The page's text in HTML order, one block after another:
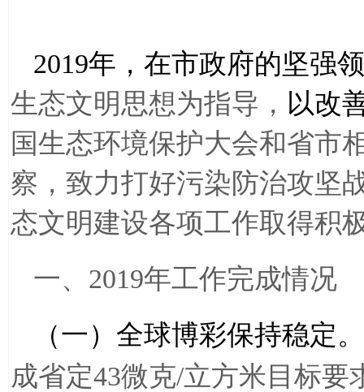
2019年，在市政府的坚强
生态文明思想为指导， 以改
国生态环境保护大会和省市
察，致力打好污染防治攻坚
态文明建设各项工作取得积
一、 2019年工作完成情况
（一）全球博彩保持稳定。
成省定43微克/立方米目标要